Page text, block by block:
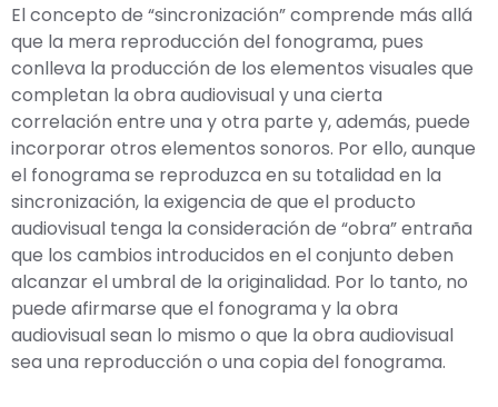
El concepto de “sincronización” comprende más allá
que la mera reproducción del fonograma, pues
conlleva la producción de los elementos visuales que
completan la obra audiovisual y una cierta
correlación entre una y otra parte y, además, puede
incorporar otros elementos sonoros. Por ello, aunque
el fonograma se reproduzca en su totalidad en la
sincronización, la exigencia de que el producto
audiovisual tenga la consideración de “obra” entraña
que los cambios introducidos en el conjunto deben
alcanzar el umbral de la originalidad. Por lo tanto, no
puede afirmarse que el fonograma y la obra
audiovisual sean lo mismo o que la obra audiovisual
sea una reproducción o una copia del fonograma.